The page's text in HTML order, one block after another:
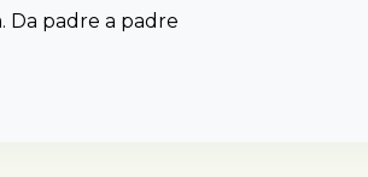
Da padre a padre